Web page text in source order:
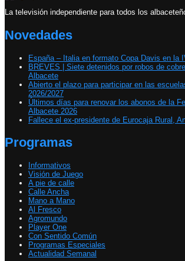
La televisión independiente para todos los
Novedades
España – Italia en formato Copa Davis en la
BREVES | Siete detenidos por robos de
Albacete
Abierto el plazo para participar en las
2026/2027
Últimos días para renovar los abonos de la
Albacete 2026
Fallece el ex-presidente de Eurocaja Rural,
Programas
Informativos
Visión de Juego
A pie de calle
Calle Ancha
Mano a Mano
Al Fresco
Agromundo
Player One
Con Sentido Común
Programas Especiales
Actualidad Semanal